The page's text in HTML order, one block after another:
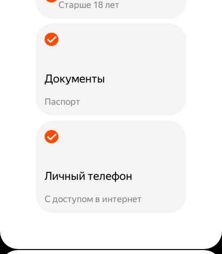
Старше 18 лет
Документы
Паспорт
Личный телефон
С доступом в интернет